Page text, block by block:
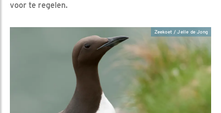
voor te regelen.
Zeekoet / Jelle de Jong